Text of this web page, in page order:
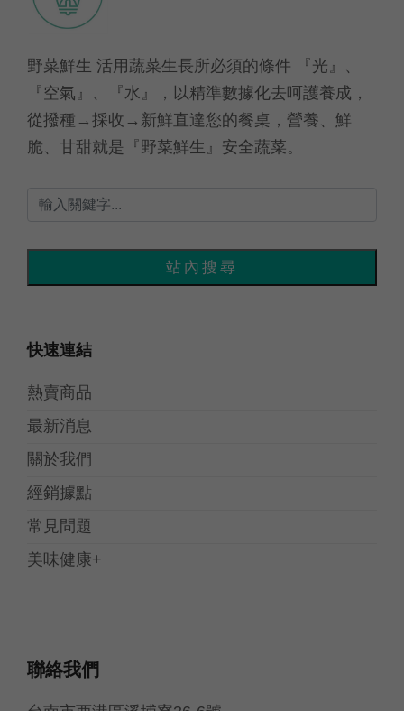
野菜鮮生 活用蔬菜生長所必須的條件 『光』、
『空氣』、『水』，以精準數據化去呵護養成，
從撥種→採收→新鮮直達您的餐桌，營養、鮮
脆、甘甜就是『野菜鮮生』安全蔬菜。
快速連結
熱賣商品
最新消息
關於我們
經銷據點
常見問題
美味健康+
聯絡我們